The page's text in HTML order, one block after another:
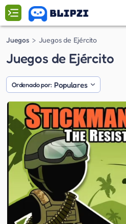
Juegos Juegos de Ejército
Juegos de Ejército
Ordenado por: Populares